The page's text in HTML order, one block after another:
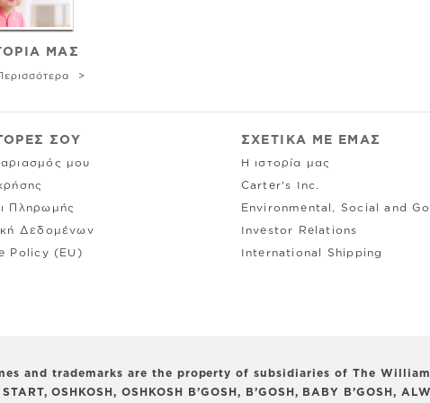
ΜΑΣ
ΣΟΥ
μου
Πληρωμής
Δεδομένων
Policy (EU)
ΣΧΕΤΙΚΑ ΜΕ ΕΜΑΣ
Η ιστορία μας
Carter's Inc.
Environmental, Social and
Investor Relations
International Shipping
and trademarks are the property of subsidiaries of The William
OSHKOSH, OSHKOSH B’GOSH, B’GOSH, BABY B’GOSH,